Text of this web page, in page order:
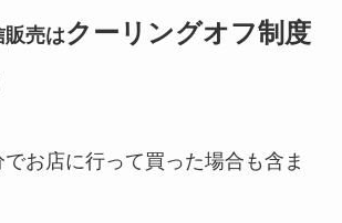
販売はクーリングオフ制度
お店に行って買った場合も含ま